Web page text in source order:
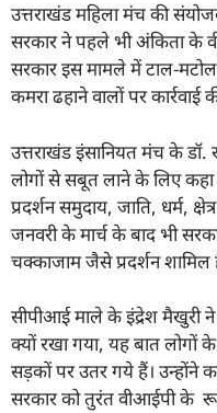
उत्तराखंड महिला मंच की
सरकार ने पहले भी अंकिता के
सरकार इस मामले में टाल-
कमरा ढहाने वालों पर
उत्तराखंड इंसानियत मंच के
लोगों से सबूत लाने के लिए कहा
प्रदर्शन समुदाय, जाति, धर्म,
जनवरी के मार्च के बाद भी
चक्काजाम जैसे प्रदर्शन शामिल
सीपीआई माले के इंद्रेश मैखुरी
क्यों रखा गया, यह बात लोगों
सड़कों पर उतर गये हैं। उन्होंने
सरकार को तुरंत वीआईपी के